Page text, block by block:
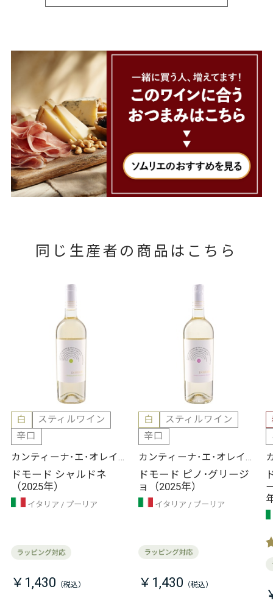
同じ生産者の商品はこちら
白
スティルワイン
辛口
カンティーナ･エ･オレイフ
ィーチョ･ソシアーレ
ドモード シャルドネ
（2025年）
イタリア プーリア
￥1,430
白
スティルワイン
辛口
カンティーナ･エ･オレイフ
ィーチョ･ソシアーレ
ドモード ピノ･グリージ
ョ（2025年）
イタリア プーリア
￥1,430